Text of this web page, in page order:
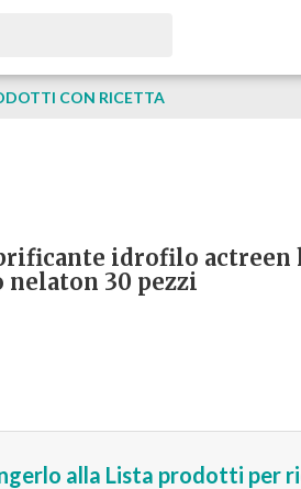
CON RICETTA
idrofilo actreen
nelaton 30 pezzi
alla Lista prodotti per